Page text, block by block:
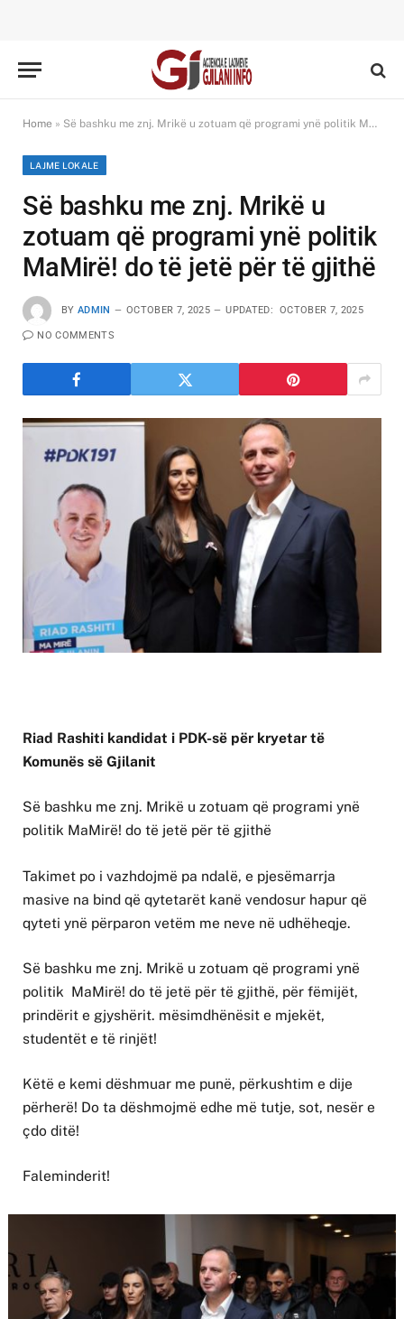
Home » Së bashku me znj. Mrikë u zotuam që programi ynë politik MaMirë! do të jetë për të gjithë
LAJME LOKALE
Së bashku me znj. Mrikë u
zotuam që programi ynë politik
MaMirë! do të jetë për të gjithë
BY ADMIN OCTOBER 7, 2025 UPDATED: OCTOBER 7, 2025
NO COMMENTS
Riad Rashiti kandidat i PDK-së për kryetar të
Komunës së Gjilanit
Së bashku me znj. Mrikë u zotuam që programi ynë
politik MaMirë! do të jetë për të gjithë
Takimet po i vazhdojmë pa ndalë, e pjesëmarrja
masive na bind që qytetarët kanë vendosur hapur që
qyteti ynë përparon vetëm me neve në udhëheqje.
Së bashku me znj. Mrikë u zotuam që programi ynë
politik MaMirë! do të jetë për të gjithë, për fëmijët,
prindërit e gjyshërit. mësimdhënësit e mjekët,
studentët e të rinjët!
Këtë e kemi dëshmuar me punë, përkushtim e dije
përherë! Do ta dëshmojmë edhe më tutje, sot, nesër e
çdo ditë!
Faleminderit!